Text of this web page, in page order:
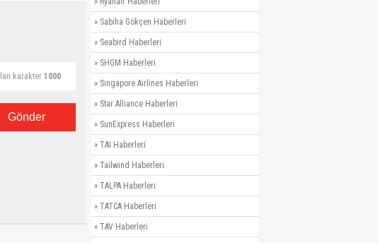
karakter 1000
Gönder
» Sabiha Gökçen Haberleri
» Seabird Haberleri
» SHGM Haberleri
» Singapore Airlines Haberleri
» Star Alliance Haberleri
» SunExpress Haberleri
» TAI Haberleri
» Tailwind Haberleri
» TALPA Haberleri
» TATCA Haberleri
» TAV Haberleri